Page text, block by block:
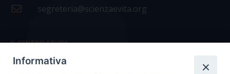
segreteria@scienzaevita.org
IL CENTRO STUDI
La nostra storia
Informativa